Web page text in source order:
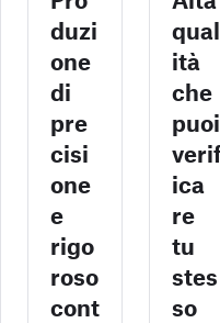
duzi
one
di
pre
cisi
one
e
rigo
roso
cont
qual
ità
che
puoi
verif
ica
re
tu
stes
so